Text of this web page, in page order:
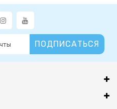
ПОДПИСАТЬСЯ